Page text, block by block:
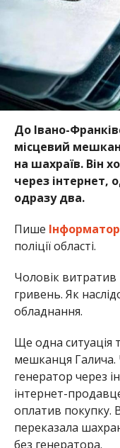
До Івано-
місцевий
на шахраїв. Він
через інтернет,
одразу два.
Пише Інформатор
поліції області.
Чоловік витратив
гривень. Як
обладнання.
Ще одна ситуація
мешканця Галича.
генератор через
інтернет-
оплатив покупку.
переказала
без генератора.